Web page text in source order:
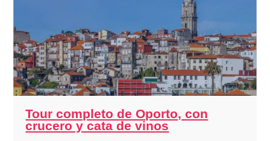
Tour completo de Oporto, con
crucero y cata de vinos